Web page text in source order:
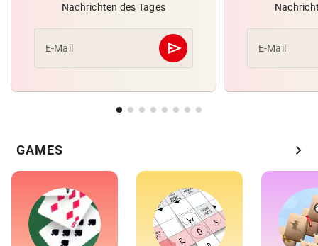
Nachrichten des Tages
E-Mail send
Abschicken E-Mail
GAMES chevron_right